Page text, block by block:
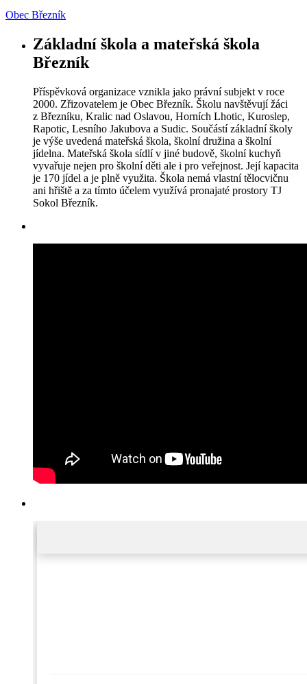
Obec Březník
Základní škola a mateřská škola
Březník
Příspěvková organizace vznikla jako právní subjekt v roce
2000. Zřizovatelem je Obec Březník. Školu navštěvují žáci
z Březníku, Kralic nad Oslavou, Horních Lhotic, Kuroslep,
Rapotic, Lesního Jakubova a Sudic. Součástí základní školy
je výše uvedená mateřská škola, školní družina a školní
jídelna. Mateřská škola sídlí v jiné budově, školní kuchyň
vyvařuje nejen pro školní děti ale i pro veřejnost. Její kapacita
je 170 jídel a je plně využita. Škola nemá vlastní tělocvičnu
ani hřiště a za tímto účelem využívá pronajaté prostory TJ
Sokol Březník.